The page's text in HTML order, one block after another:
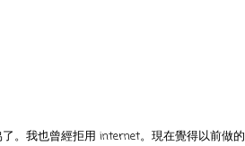
。我也曾經拒用 internet。現在覺得以前做的